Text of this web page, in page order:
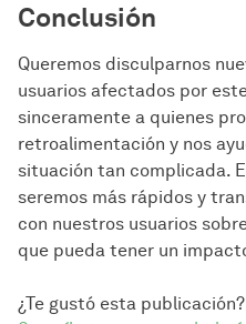
Conclusión
Queremos disculparnos
usuarios afectados por
sinceramente a quienes
retroalimentación y nos
situación tan complicada.
seremos más rápidos y
con nuestros usuarios
que pueda tener un
¿Te gustó esta publicación?